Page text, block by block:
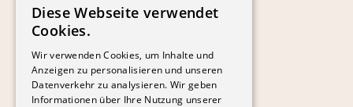
FRENCH
Diese Webseite verwendet
Cookies.
Wir verwenden Cookies, um Inhalte und
Anzeigen zu personalisieren und unseren
Datenverkehr zu analysieren. Wir geben
Informationen über Ihre Nutzung unserer